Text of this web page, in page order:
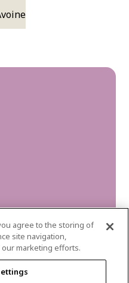
agree to the storing of
site navigation,
our marketing efforts.